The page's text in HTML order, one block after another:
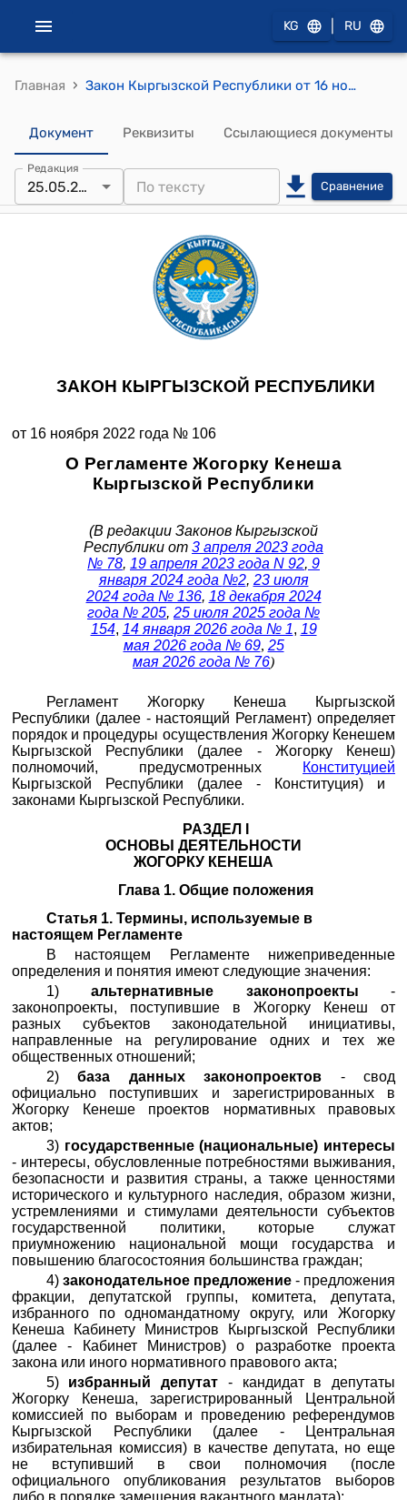
KG RU
Главная › Закон Кыргызской Республики от 16 ноября 2022 года № 106 "О Регламенте Жогорку Кенеша Кыргызской Республики"
Документ Реквизиты Ссылающиеся документы
Редакция
25.05.2026 Сравнение